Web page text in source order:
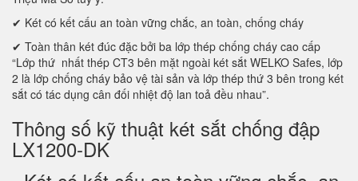
✔ Két có kết cấu an toàn vững chắc, an toàn, chống cháy
✔ Toàn thân két đúc đặc bởi ba lớp thép chống cháy cao cấp
“Lớp thứ nhất thép CT3 bên mặt ngoài két sắt WELKO Safes, lớp
2 là lớp chống cháy bảo vệ tài sản và lớp thép thứ 3 bên trong két
sắt có tác dụng cân đối nhiệt độ lan toả đều nhau”.
Thông số kỹ thuật két sắt chống đập
LX1200-DK